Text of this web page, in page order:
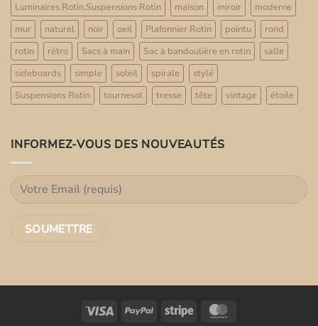
Luminaires Rotin,Suspensions Rotin
maison miroir
moderne
mur
naturel noir oeil Plafonnier Rotin pointu
rond
rotin
rétro Sacs à main Sac à bandoulière en rotin
salle
sideboards
simple soleil spirale
stylé
Suspensions Rotin
tournesol tresse tête vintage étoile
INFORMEZ-VOUS DES NOUVEAUTÉS
Visa PayPal Stripe